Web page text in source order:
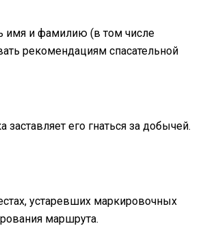
имя и фамилию (в том числе
рекомендациям спасательной
его гнаться за добычей.
устаревших маркировочных
маршрута.